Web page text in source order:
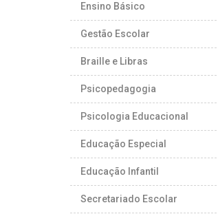
Ensino Básico
Gestão Escolar
Braille e Libras
Psicopedagogia
Psicologia Educacional
Educação Especial
Educação Infantil
Secretariado Escolar